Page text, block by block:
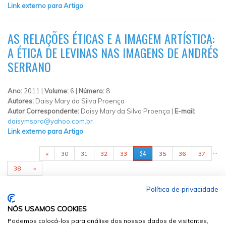
Link externo para Artigo
AS RELAÇÕES ÉTICAS E A IMAGEM ARTÍSTICA:
A ÉTICA DE LEVINAS NAS IMAGENS DE ANDRÉS
SERRANO
Ano: 2011 | Volume: 6 | Número: 8
Autores: Daisy Mary da Silva Proença
Autor Correspondente: Daisy Mary da Silva Proença | E-mail:
daisymspro@yahoo.com.br
Link externo para Artigo
PÁGINAS
« 30 31 32 33 34 35 36
37
38
»
Política de privacidade
NÓS USAMOS COOKIES
Podemos colocá-los para análise dos nossos dados de visitantes,